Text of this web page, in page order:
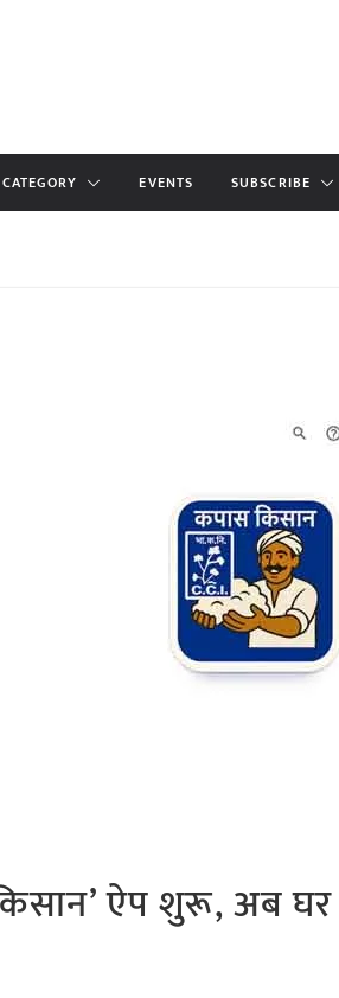
CATEGORY EVENTS SUBSCRIBE
ऐप शुरू, अब